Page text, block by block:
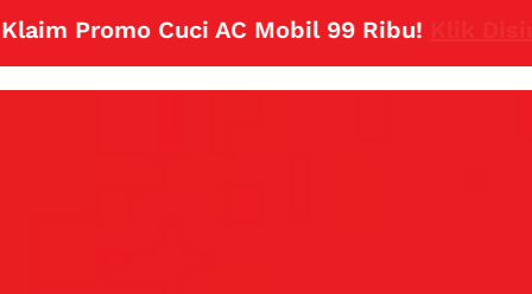
Promo Cuci AC Mobil 99 Ribu!Klik Disini